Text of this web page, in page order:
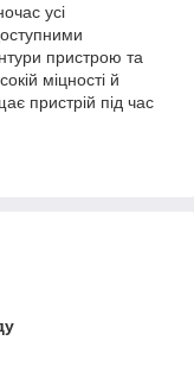
усі
пристрою та
міцності й
пристрій під час